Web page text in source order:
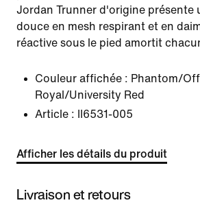
Jordan Trunner d'origine présente
douce en mesh respirant et en
réactive sous le pied amortit
Couleur affichée : Phantom/
Royal/University Red
Article :
II6531-005
Afficher les détails du produit
Livraison et retours